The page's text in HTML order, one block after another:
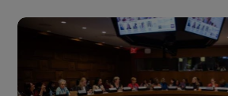
FÉMINISMES